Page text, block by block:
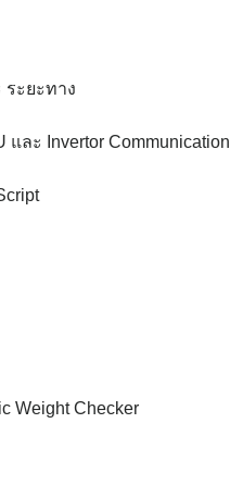
ระยะทาง
ละ Invertor Communication
Weight Checker